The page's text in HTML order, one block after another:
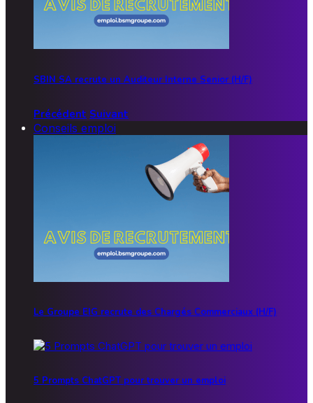
SBIN SA recrute un Auditeur Interne Senior (H/F)
Précédent Suivant
Conseils emploi
Le Groupe EIG recrute des Chargés Commerciaux (H/F)
5 Prompts ChatGPT pour trouver un emploi